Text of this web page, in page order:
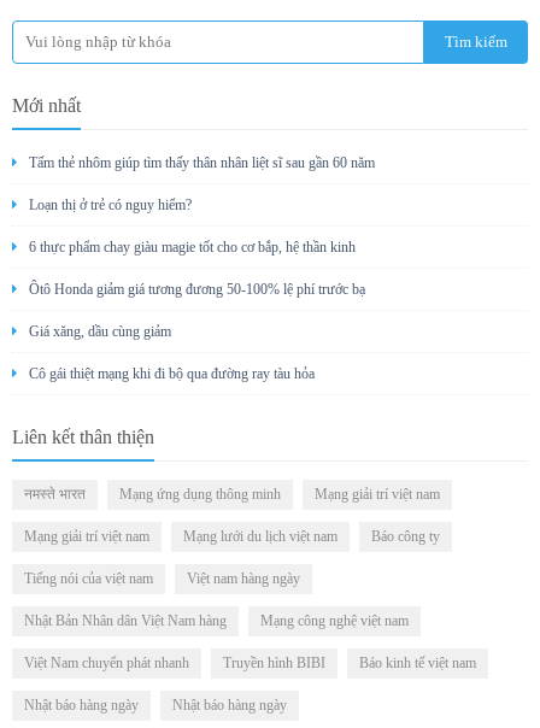
Mới nhất
Tấm thẻ nhôm giúp tìm thấy thân nhân liệt sĩ sau gần 60 năm
Loạn thị ở trẻ có nguy hiểm?
6 thực phẩm chay giàu magie tốt cho cơ bắp, hệ thần kinh
Ôtô Honda giảm giá tương đương 50-100% lệ phí trước bạ
Giá xăng, dầu cùng giảm
Cô gái thiệt mạng khi đi bộ qua đường ray tàu hỏa
Liên kết thân thiện
नमस्ते भारत Mạng ứng dụng thông minh Mạng giải trí việt nam
Mạng giải trí việt nam Mạng lưới du lịch việt nam Báo công ty
Tiếng nói của việt nam Việt nam hàng ngày
Nhật Bản Nhân dân Việt Nam hàng Mạng công nghệ việt nam
Việt Nam chuyển phát nhanh Truyền hình BIBI Báo kinh tế việt nam
Nhật báo hàng ngày Nhật báo hàng ngày